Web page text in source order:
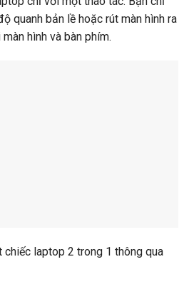
quanh bản lề hoặc rút màn hình ra
hình và bàn phím.
chiếc laptop 2 trong 1 thông qua